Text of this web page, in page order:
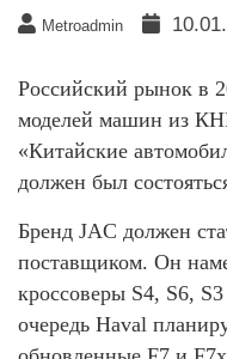
Metroadmin
Российский рынок в
моделей машин из
«Китайские
должен был
Бренд JAC должен
поставщиком. Он
кроссоверы S4, S6,
очередь Haval